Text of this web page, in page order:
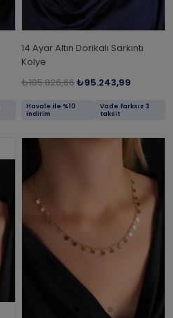
14 Ayar Altın Dorikalı Sarkıntı
Kolye
₺105.826,66₺95.243,99
Havale ile %10
indirim
Vade farksız 3
taksit